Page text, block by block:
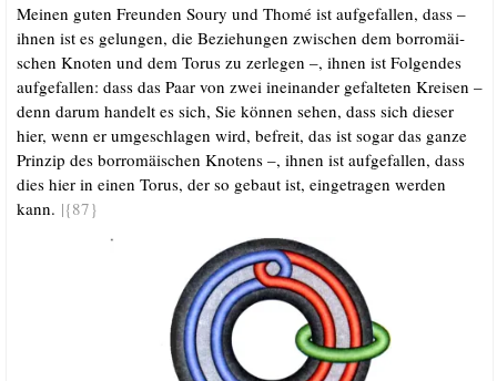
Mei­nen guten Freun­den Sou­ry und Tho­mé ist auf­ge­fal­len, dass –
ihnen ist es gelun­gen, die Bezie­hun­gen zwi­schen dem bor­ro­mäi­
schen Kno­ten und dem Torus zu zer­le­gen –, ihnen ist Fol­gen­des
auf­ge­fal­len: dass das Paar von zwei inein­an­der gefal­te­ten Krei­sen –
denn dar­um han­delt es sich, Sie kön­nen sehen, dass sich die­ser
hier, wenn er umge­schla­gen wird, befreit, das ist sogar das gan­ze
Prin­zip des bor­ro­mäi­schen Kno­tens –, ihnen ist auf­ge­fal­len, dass
dies hier in einen Torus, der so gebaut ist, ein­ge­tra­gen wer­den
kann. |{87}